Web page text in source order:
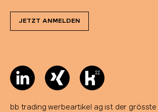
JETZT ANMELDEN
bb trading werbeartikel ag ist der grösste
SIGG
SKROSS®
Soeder